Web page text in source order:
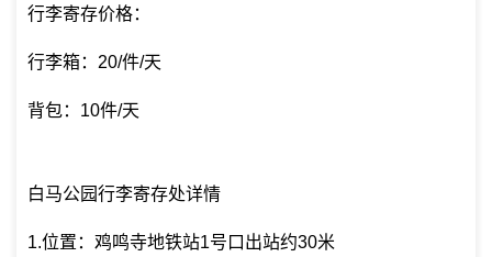
行李寄存价格：
行李箱：20/件/天
背包：10件/天
白马公园行李寄存处详情
1.位置：鸡鸣寺地铁站1号口出站约30米